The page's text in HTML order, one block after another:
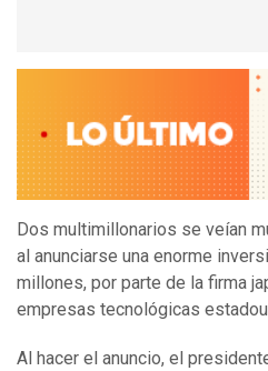
Dos multimillonarios se veían
al anunciarse una enorme
millones, por parte de la firma
empresas tecnológicas
Al hacer el anuncio, el